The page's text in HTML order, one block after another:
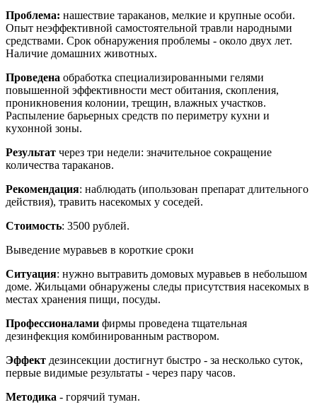
Проблема: нашествие тараканов, мелкие и крупные особи.
Опыт неэффективной самостоятельной травли народными
средствами. Срок обнаружения проблемы - около двух лет.
Наличие домашних животных.
Проведена обработка специализированными гелями
повышенной эффективности мест обитания, скопления,
проникновения колонии, трещин, влажных участков.
Распыление барьерных средств по периметру кухни и
кухонной зоны.
Результат через три недели: значительное сокращение
количества тараканов.
Рекомендация: наблюдать (ипользован препарат длительного
действия), травить насекомых у соседей.
Стоимость: 3500 рублей.
Выведение муравьев в короткие сроки
Ситуация: нужно вытравить домовых муравьев в небольшом
доме. Жильцами обнаружены следы присутствия насекомых в
местах хранения пищи, посуды.
Профессионалами фирмы проведена тщательная
дезинфекция комбинированным раствором.
Эффект дезинсекции достигнут быстро - за несколько суток,
первые видимые результаты - через пару часов.
Методика - горячий туман.